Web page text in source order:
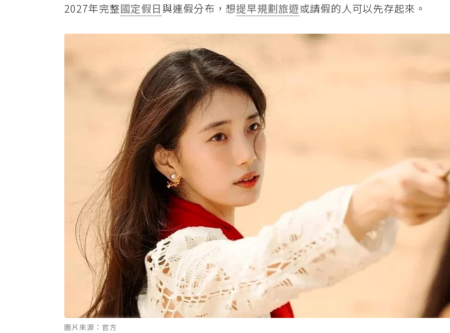
2027年完整國定假日 與連假分布，想提早規劃旅遊或請假的人可以先存起來。
圖片來源：官方